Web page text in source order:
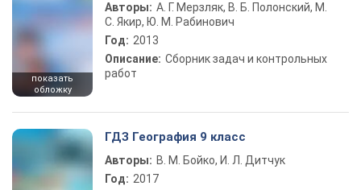
показать
обложку
Авторы: А. Г. Мерзляк, В. Б. Полонский, М.
С. Якир, Ю. М. Рабинович
Год: 2013
Описание: Сборник задач и контрольных
работ
ГДЗ География 9 класс
Авторы: В. М. Бойко, И. Л. Дитчук
Год: 2017